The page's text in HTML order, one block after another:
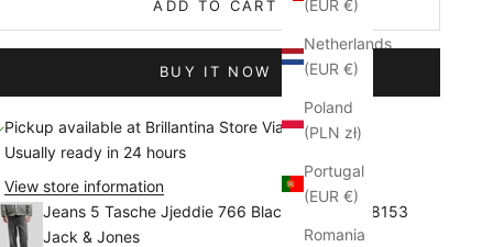
(EUR €)
Netherlands
(EUR €)
Poland
(PLN zł)
Portugal
(EUR €)
Romania
ADD TO CART
BUY IT NOW
Pickup available at Brillantina Store Via Sanità
Usually ready in 24 hours
View store information
Jeans 5 Tasche Jjeddie 766 Black Sand 12278153
Jack & Jones